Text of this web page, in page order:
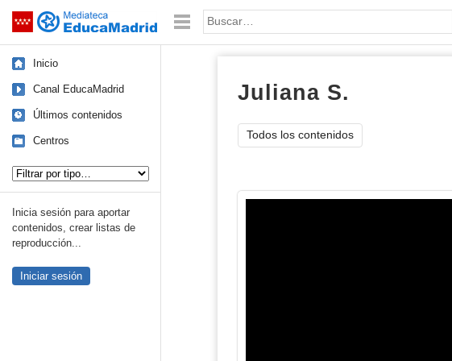
Saltar navegación Palabra o frase:
Inicio
Canal EducaMadrid
Últimos contenidos
Centros
Inicia sesión para aportar
contenidos, crear listas de
reproducción...
Iniciar sesión
Juliana S.
Todos los contenidos